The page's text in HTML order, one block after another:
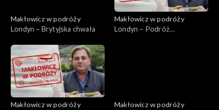
Makłowicz w podróży
Londyn – Brytyjska chwała
Makłowicz w podróży
Londyn – Podróż
Makłowicz w podróży
Makłowicz w podróży